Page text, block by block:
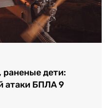
дети:
атаки БПЛА 9